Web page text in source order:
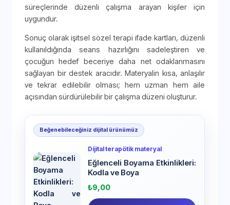
süreçlerinde düzenli çalışma arayan kişiler için
uygundur.
Sonuç olarak işitsel sözel terapi ifade kartları, düzenli
kullanıldığında seans hazırlığını sadeleştiren ve
çocuğun hedef beceriye daha net odaklanmasını
sağlayan bir destek aracıdır. Materyalin kısa, anlaşılır
ve tekrar edilebilir olması; hem uzman hem aile
açısından sürdürülebilir bir çalışma düzeni oluşturur.
Beğenebileceğiniz dijital ürünümüz
Dijital terapötik materyal
Eğlenceli Boyama Etkinlikleri:
Kodla ve Boya
₺9,00